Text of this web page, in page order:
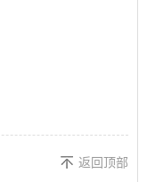
返回顶部